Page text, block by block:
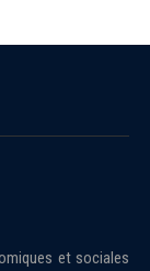
et sociales